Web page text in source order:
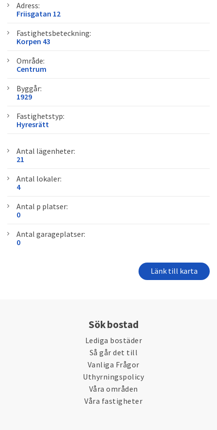
Adress:
Friisgatan 12
Fastighetsbeteckning:
Korpen 43
Område:
Centrum
Byggår:
1929
Fastighetstyp:
Hyresrätt
Antal lägenheter:
21
Antal lokaler:
4
Antal p platser:
0
Antal garageplatser:
0
Länk till karta
Sök bostad
Lediga bostäder
Så går det till
Vanliga Frågor
Uthyrningspolicy
Våra områden
Våra fastigheter